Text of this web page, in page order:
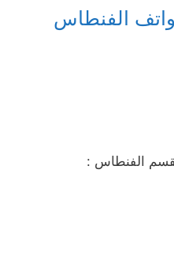
الفنطاس
الفنطاس :